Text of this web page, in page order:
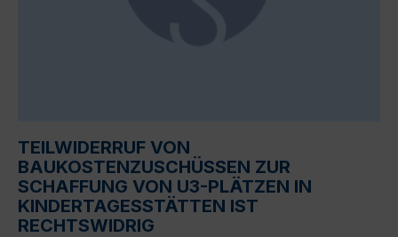
TEILWIDERRUF VON
BAUKOSTENZUSCHÜSSEN ZUR
SCHAFFUNG VON U3-PLÄTZEN IN
KINDERTAGESSTÄTTEN IST
RECHTSWIDRIG